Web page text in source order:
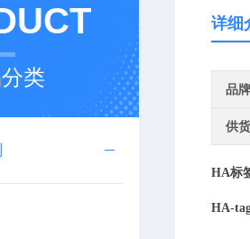
类
详细
品牌
供
HA标
HA-